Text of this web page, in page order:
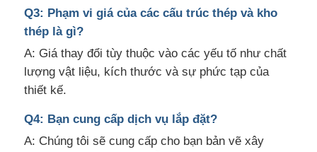
Q3: Phạm vi giá của các cấu trúc thép và kho
thép là gì?
A: Giá thay đổi tùy thuộc vào các yếu tố như chất
lượng vật liệu, kích thước và sự phức tạp của
thiết kế.
Q4: Bạn cung cấp dịch vụ lắp đặt?
A: Chúng tôi sẽ cung cấp cho bạn bản vẽ xây